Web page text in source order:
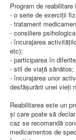
PLAN
ADMINISTRATIV
RESURSE
JURIDIC
BUGET
Program de reabilitare
- o serie de exerciţii
- tratament
- consiliere
- încurajarea
etc);
- participarea în
- stil de viaţă sănătos;
- încurajarea unor
desfăşurării unei vieţi
Reabilitarea este un
şi care poate să
caz se recomandă
medicamentos de